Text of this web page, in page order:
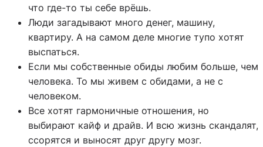
что где-то ты себе врёшь.
Люди загадывают много денег, машину,
квартиру. А на самом деле многие тупо хотят
выспаться.
Если мы собственные обиды любим больше, чем
человека. То мы живем с обидами, а не с
человеком.
Все хотят гармоничные отношения, но
выбирают кайф и драйв. И всю жизнь скандалят,
ссорятся и выносят друг другу мозг.